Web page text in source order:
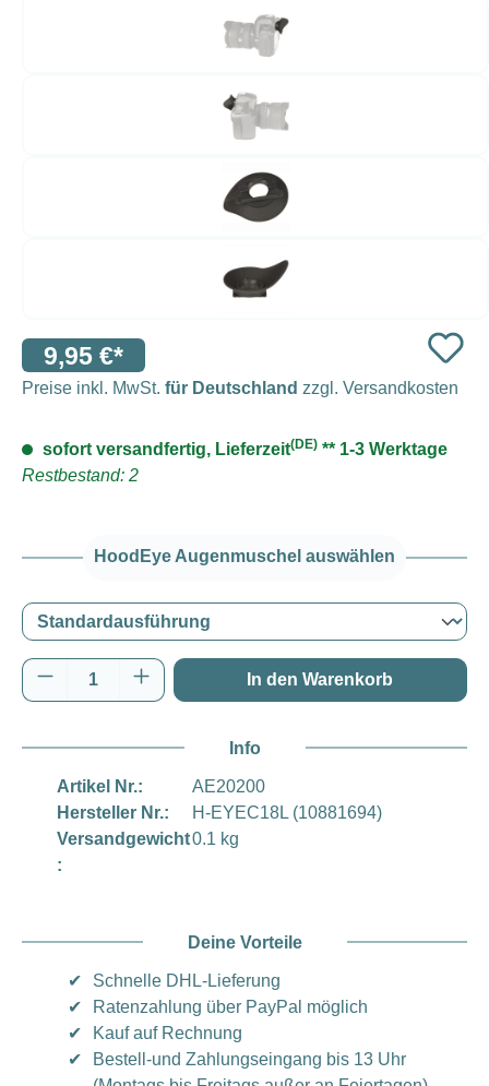
9,95 €*
Preise inkl. MwSt. für Deutschland zzgl. Versandkosten
sofort versandfertig, Lieferzeit(DE) ** 1-3 Werktage
Restbestand: 2
HoodEye Augenmuschel auswählen
Produkt Anzahl: Gib den gewünschten
In den Warenkorb
Info
Artikel Nr.:
AE20200
Hersteller Nr.:
H-EYEC18L (10881694)
Versandgewicht
:
0.1 kg
Deine Vorteile
✔
Schnelle DHL-Lieferung
✔
Ratenzahlung über PayPal möglich
✔
Kauf auf Rechnung
✔
Bestell-und Zahlungseingang bis 13 Uhr